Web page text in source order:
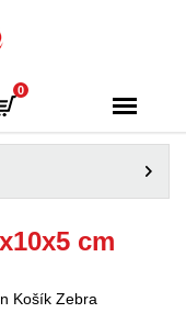
0
cm
Košík Zebra